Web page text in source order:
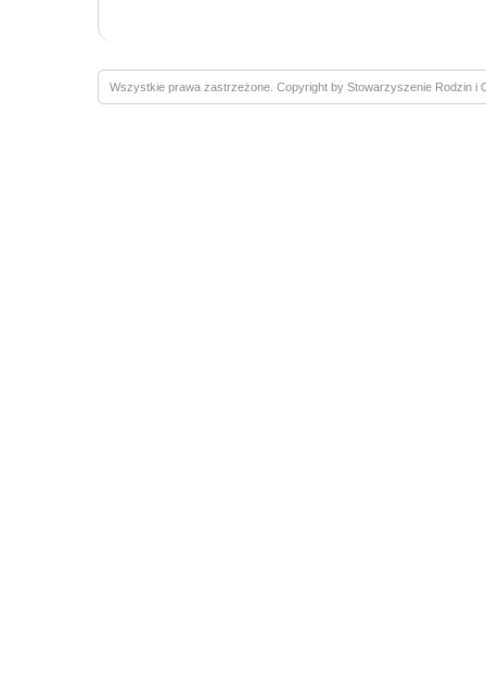
Wszystkie prawa zastrzeżone. Copyright by Stowarzyszenie Rodzin i